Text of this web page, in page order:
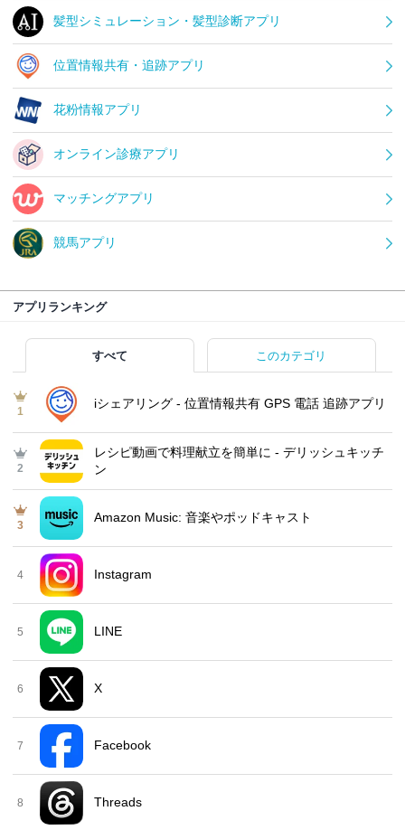
髪型シミュレーション・髪型診断アプリ
位置情報共有・追跡アプリ
花粉情報アプリ
オンライン診療アプリ
マッチングアプリ
競馬アプリ
アプリランキング
すべて このカテゴリ
1
iシェアリング - 位置情報共有 GPS 電話 追跡アプリ
2
レシピ動画で料理献立を簡単‪に - デリッシュキッチ
ン
3
Amazon Music: 音楽やポッドキャスト
4 Instagram
5 LINE
6 X
7 Facebook
8 Threads